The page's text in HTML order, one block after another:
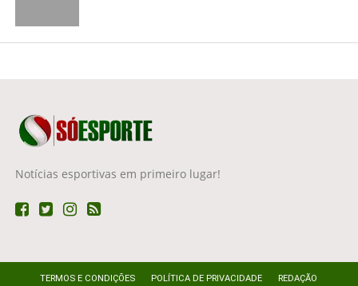
Notícias esportivas em primeiro lugar!
TERMOS E CONDIÇÕES POLÍTICA DE PRIVACIDADE REDAÇÃO